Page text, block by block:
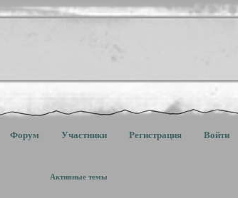
Форум Участники Регистрация Войти
Активные темы